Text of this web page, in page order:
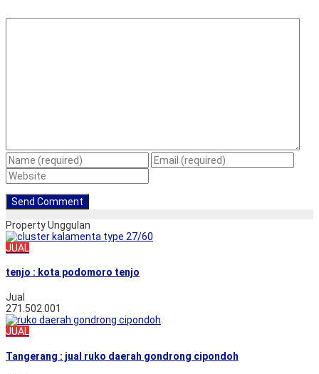
Property Unggulan
JUAL
tenjo : kota podomoro tenjo
Jual
271.502.001
JUAL
Tangerang : jual ruko daerah gondrong cipondoh